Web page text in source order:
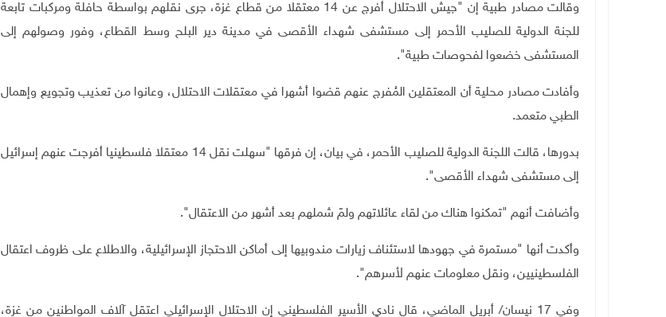
وقالت مصادر طبية إن "جيش الاحتلال أفرج عن 14 معتقلا من قطاع غزة، جرى نقلهم بواسطة حافلة ومركبات تابعة
للجنة الدولية للصليب الأحمر إلى مستشفى شهداء الأقصى في مدينة دير البلح وسط القطاع، وفور وصولهم إلى
المستشفى خضعوا لفحوصات طبية".
وأفادت مصادر محلية أن المعتقلين المُفرج عنهم قضوا أشهرا في معتقلات الاحتلال، وعانوا من تعذيب وتجويع وإهمال
الطبي متعمد.
بدورها، قالت اللجنة الدولية للصليب الأحمر، في بيان، إن فرقها "سهلت نقل 14 معتقلا فلسطينيا أفرجت عنهم إسرائيل
إلى مستشفى شهداء الأقصى"
.
وأضافت أنهم "تمكنوا هناك من لقاء عائلاتهم ولمّ شملهم بعد أشهر من الاعتقال"
.
وأكدت أنها "مستمرة في جهودها لاستئناف زيارات مندوبيها إلى أماكن الاحتجاز الإسرائيلية، والاطلاع على ظروف اعتقال
الفلسطينيين، ونقل معلومات عنهم لأسرهم"
.
وفي 17 نيسان / أبريل الماضي، قال نادي الأسير الفلسطيني إن الاحتلال الإسرائيلي اعتقل آلاف المواطنين من غزة،